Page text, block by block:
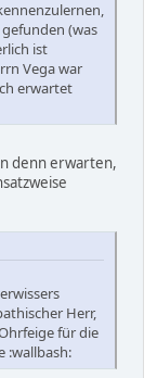
(was
ist
Vega war
erwartet
denn erwarten,
Herr,
für die
:wallbash: